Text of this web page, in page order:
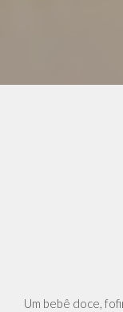
Um bebê doce,